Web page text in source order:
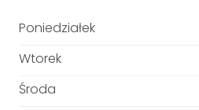
Poniedziałek
Wtorek
Środa